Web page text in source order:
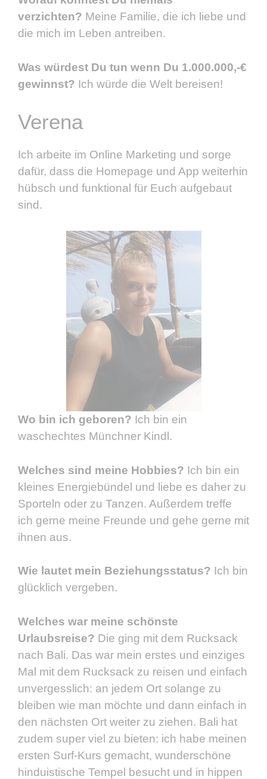
verzichten? Meine Familie, die ich liebe und
die mich im Leben antreiben.
Was würdest Du tun wenn Du 1.000.000,-€
gewinnst? Ich würde die Welt bereisen!
Verena
Ich arbeite im Online Marketing und sorge
dafür, dass die Homepage und App weiterhin
hübsch und funktional für Euch aufgebaut
sind.
Wo bin ich geboren? Ich bin ein
waschechtes Münchner Kindl.
Welches sind meine Hobbies? Ich bin ein
kleines Energiebündel und liebe es daher zu
Sporteln oder zu Tanzen. Außerdem treffe
ich gerne meine Freunde und gehe gerne mit
ihnen aus.
Wie lautet mein Beziehungsstatus? Ich bin
glücklich vergeben.
Welches war meine schönste
Urlaubsreise? Die ging mit dem Rucksack
nach Bali. Das war mein erstes und einziges
Mal mit dem Rucksack zu reisen und einfach
unvergesslich: an jedem Ort solange zu
bleiben wie man möchte und dann einfach in
den nächsten Ort weiter zu ziehen. Bali hat
zudem super viel zu bieten: ich habe meinen
ersten Surf-Kurs gemacht, wunderschöne
hinduistische Tempel besucht und in hippen